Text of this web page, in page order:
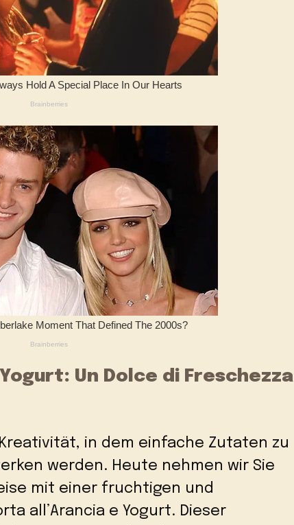
Un Dolce di Freschezza
in dem einfache Zutaten zu
werden. Heute nehmen wir Sie
mit einer fruchtigen und
all’Arancia e Yogurt. Dieser